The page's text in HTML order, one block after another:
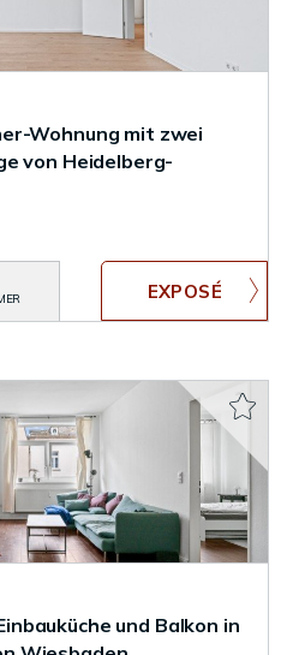
Wohnung mit zwei
von Heidelberg-
und Balkon in